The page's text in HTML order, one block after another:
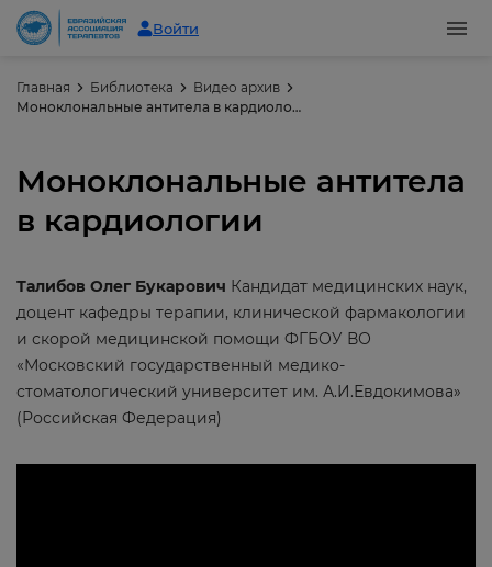
Войти
Главная Библиотека
Видео архив
Моноклональные антитела в кардиологии
Моноклональные антитела
в кардиологии
Талибов Олег Букарович Кандидат медицинских наук,
доцент кафедры терапии, клинической фармакологии
и скорой медицинской помощи ФГБОУ ВО
«Московский государственный медико-
стоматологический университет им. А.И.Евдокимова»
(Российская Федерация)